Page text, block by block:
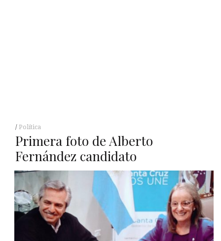
Política
Primera foto de Alberto
Fernández candidato